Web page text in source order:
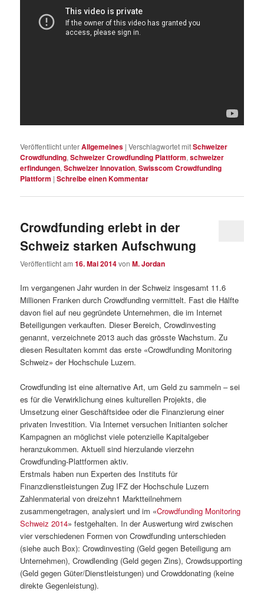
Veröffentlicht unterAllgemeines |Verschlagwortet mitSchweizer
Crowdfunding,Schweizer Crowdfunding Plattform,schweizer
erfindungen,Schweizer Innovation,Swisscom Crowdfunding
Plattform |Schreibe einen Kommentar
Crowdfunding erlebt in der
Schweiz starken Aufschwung
Veröffentlicht am16. Mai 2014vonM. Jordan
Im vergangenen Jahr wurden in der Schweiz insgesamt 11.6
Millionen Franken durch Crowdfunding vermittelt. Fast die Hälfte
davon fiel auf neu gegründete Unternehmen, die im Internet
Beteiligungen verkauften. Dieser Bereich, Crowdinvesting
genannt, verzeichnete 2013 auch das grösste Wachstum. Zu
diesen Resultaten kommt das erste «Crowdfunding Monitoring
Schweiz» der Hochschule Luzern.
Crowdfunding ist eine alternative Art, um Geld zu sammeln – sei
es für die Verwirklichung eines kulturellen Projekts, die
Umsetzung einer Geschäftsidee oder die Finanzierung einer
privaten Investition. Via Internet versuchen Initianten solcher
Kampagnen an möglichst viele potenzielle Kapitalgeber
heranzukommen. Aktuell sind hierzulande vierzehn
Crowdfunding-Plattformen aktiv.
Erstmals haben nun Experten des Instituts für
Finanzdienstleistungen Zug IFZ der Hochschule Luzern
Zahlenmaterial von dreizehn1 Marktteilnehmern
zusammengetragen, analysiert und im «Crowdfunding Monitoring
Schweiz 2014» festgehalten. In der Auswertung wird zwischen
vier verschiedenen Formen von Crowdfunding unterschieden
(siehe auch Box): Crowdinvesting (Geld gegen Beteiligung am
Unternehmen), Crowdlending (Geld gegen Zins), Crowdsupporting
(Geld gegen Güter/Dienstleistungen) und Crowddonating (keine
direkte Gegenleistung).